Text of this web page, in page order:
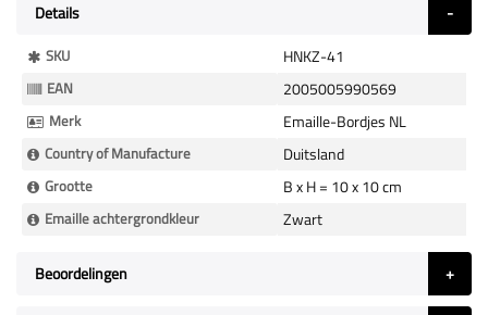
Details
Meer
Informatie
SKU HNKZ-41
EAN 2005005990569
Merk Emaille-Bordjes NL
Country of Manufacture Duitsland
Grootte B x H = 10 x 10 cm
Emaille achtergrondkleur Zwart
Beoordelingen